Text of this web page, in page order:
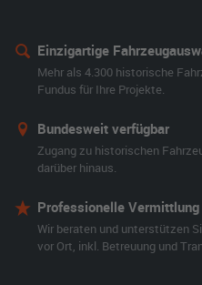
Einzigartige
Mehr als 4.300 historische
Fundus für Ihre Projekte.
Bundesweit verfügbar
Zugang zu historischen
darüber hinaus.
Professionelle Vermittlung
Wir beraten und unterstützen
vor Ort, inkl. Betreuung und